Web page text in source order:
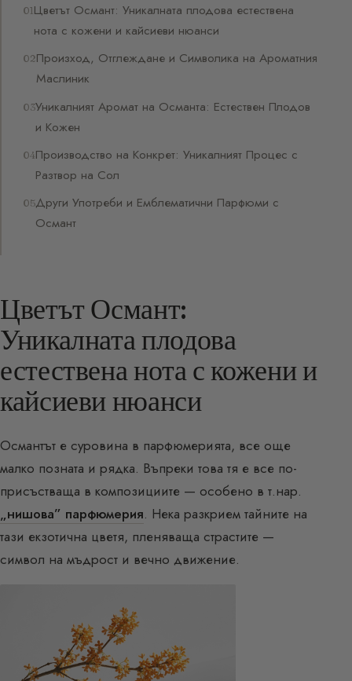
Цветът Османт: Уникалната плодова естествена
нота с кожени и кайсиеви нюанси
Произход, Отглеждане и Символика на Ароматния
Маслиник
Уникалният Аромат на Османта: Естествен Плодов
и Кожен
Производство на Конкрет: Уникалният Процес с
Разтвор на Сол
Други Употреби и Емблематични Парфюми с
Османт
Цветът Османт:
Уникалната плодова
естествена нота с кожени и
кайсиеви нюанси
Османтът е суровина в парфюмерията, все още
малко позната и рядка. Въпреки това тя е все по-
присъстваща в композициите — особено в т.нар.
„нишова” парфюмерия. Нека разкрием тайните на
тази екзотична цветя, пленяваща страстите —
символ на мъдрост и вечно движение.